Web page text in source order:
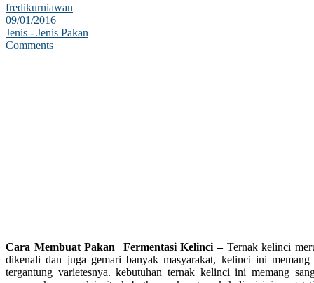
fredikurniawan
09/01/2016
Jenis - Jenis Pakan
Comments
Cara Membuat Pakan Fermentasi Kelinci – Ternak kelinci
dikenali dan juga gemari banyak masyarakat, kelinci ini memang
tergantung varietesnya. kebutuhan ternak kelinci ini memang